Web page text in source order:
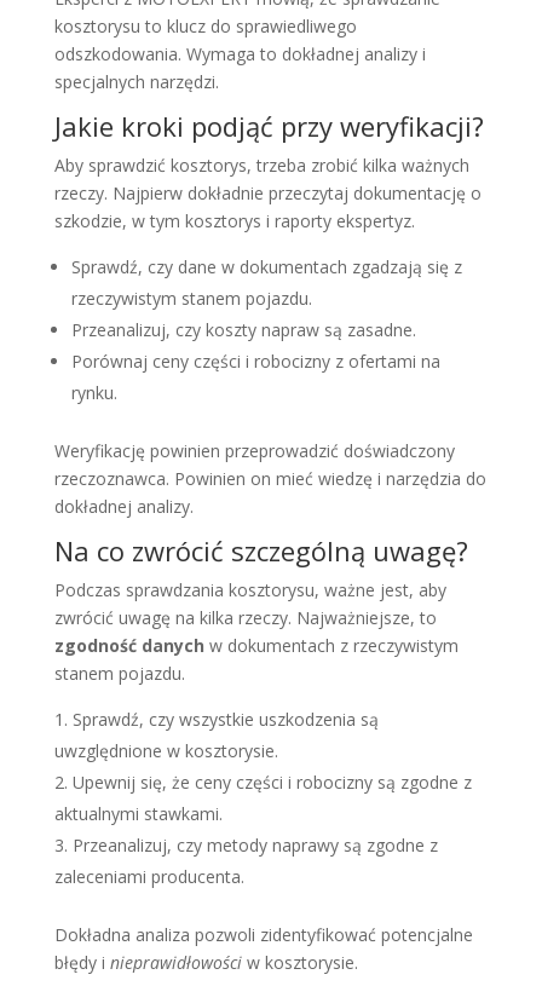
kosztorysu to klucz do sprawiedliwego
odszkodowania. Wymaga to dokładnej analizy i
specjalnych narzędzi.
Jakie kroki podjąć przy weryfikacji?
Aby sprawdzić kosztorys, trzeba zrobić kilka ważnych
rzeczy. Najpierw dokładnie przeczytaj dokumentację o
szkodzie, w tym kosztorys i raporty ekspertyz.
Sprawdź, czy dane w dokumentach zgadzają się z
rzeczywistym stanem pojazdu.
Przeanalizuj, czy koszty napraw są zasadne.
Porównaj ceny części i robocizny z ofertami na
rynku.
Weryfikację powinien przeprowadzić doświadczony
rzeczoznawca. Powinien on mieć wiedzę i narzędzia do
dokładnej analizy.
Na co zwrócić szczególną uwagę?
Podczas sprawdzania kosztorysu, ważne jest, aby
zwrócić uwagę na kilka rzeczy. Najważniejsze, to
zgodność danych w dokumentach z rzeczywistym
stanem pojazdu.
Sprawdź, czy wszystkie uszkodzenia są
uwzględnione w kosztorysie.
Upewnij się, że ceny części i robocizny są zgodne z
aktualnymi stawkami.
Przeanalizuj, czy metody naprawy są zgodne z
zaleceniami producenta.
Dokładna analiza pozwoli zidentyfikować potencjalne
błędy i nieprawidłowościw kosztorysie.